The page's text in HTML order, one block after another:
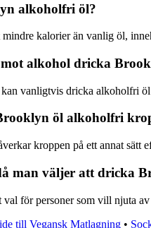
alkoholfri öl?
kalorier än vanlig öl,
alkohol dricka
vanligtvis dricka alkoholfri
öl alkoholfri
kroppen på ett annat sätt
man väljer att dricka
för personer som vill njuta
till Vegansk Matlagning •